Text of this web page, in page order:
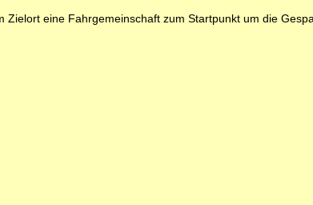
eine Fahrgemeinschaft zum Startpunkt um die